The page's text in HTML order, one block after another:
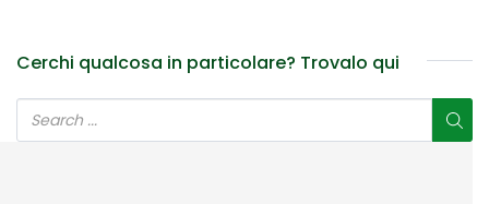
Cerchi qualcosa in particolare? Trovalo qui